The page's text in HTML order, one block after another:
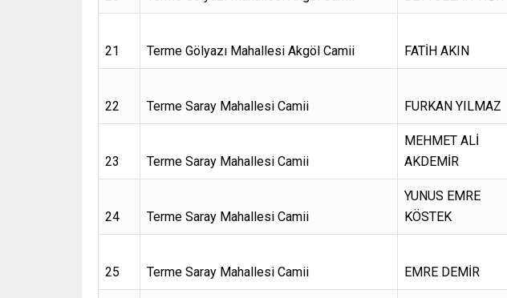
21 Terme Gölyazı Mahallesi Akgöl Camii FATİH AKIN
22 Terme Saray Mahallesi Camii FURKAN YILMAZ
23 Terme Saray Mahallesi Camii
MEHMET ALİ
AKDEMİR
24 Terme Saray Mahallesi Camii
YUNUS EMRE
KÖSTEK
25 Terme Saray Mahallesi Camii EMRE DEMİR